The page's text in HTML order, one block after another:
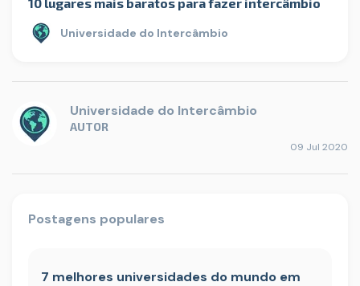
Universidade do Intercâmbio
Universidade do Intercâmbio
AUTOR
09 Jul 2020
Postagens populares
7 melhores universidades do mundo em